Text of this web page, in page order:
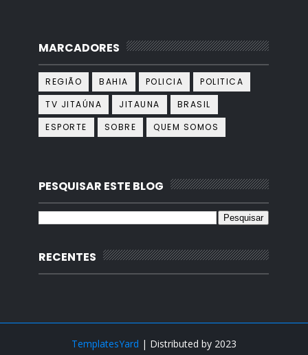
MARCADORES
REGIÃO BAHIA POLICIA
POLITICA
TV JITAÚNA
JITAUNA
BRASIL
ESPORTE
SOBRE QUEM SOMOS
PESQUISAR ESTE BLOG
RECENTES
TemplatesYard | Distributed by 2023